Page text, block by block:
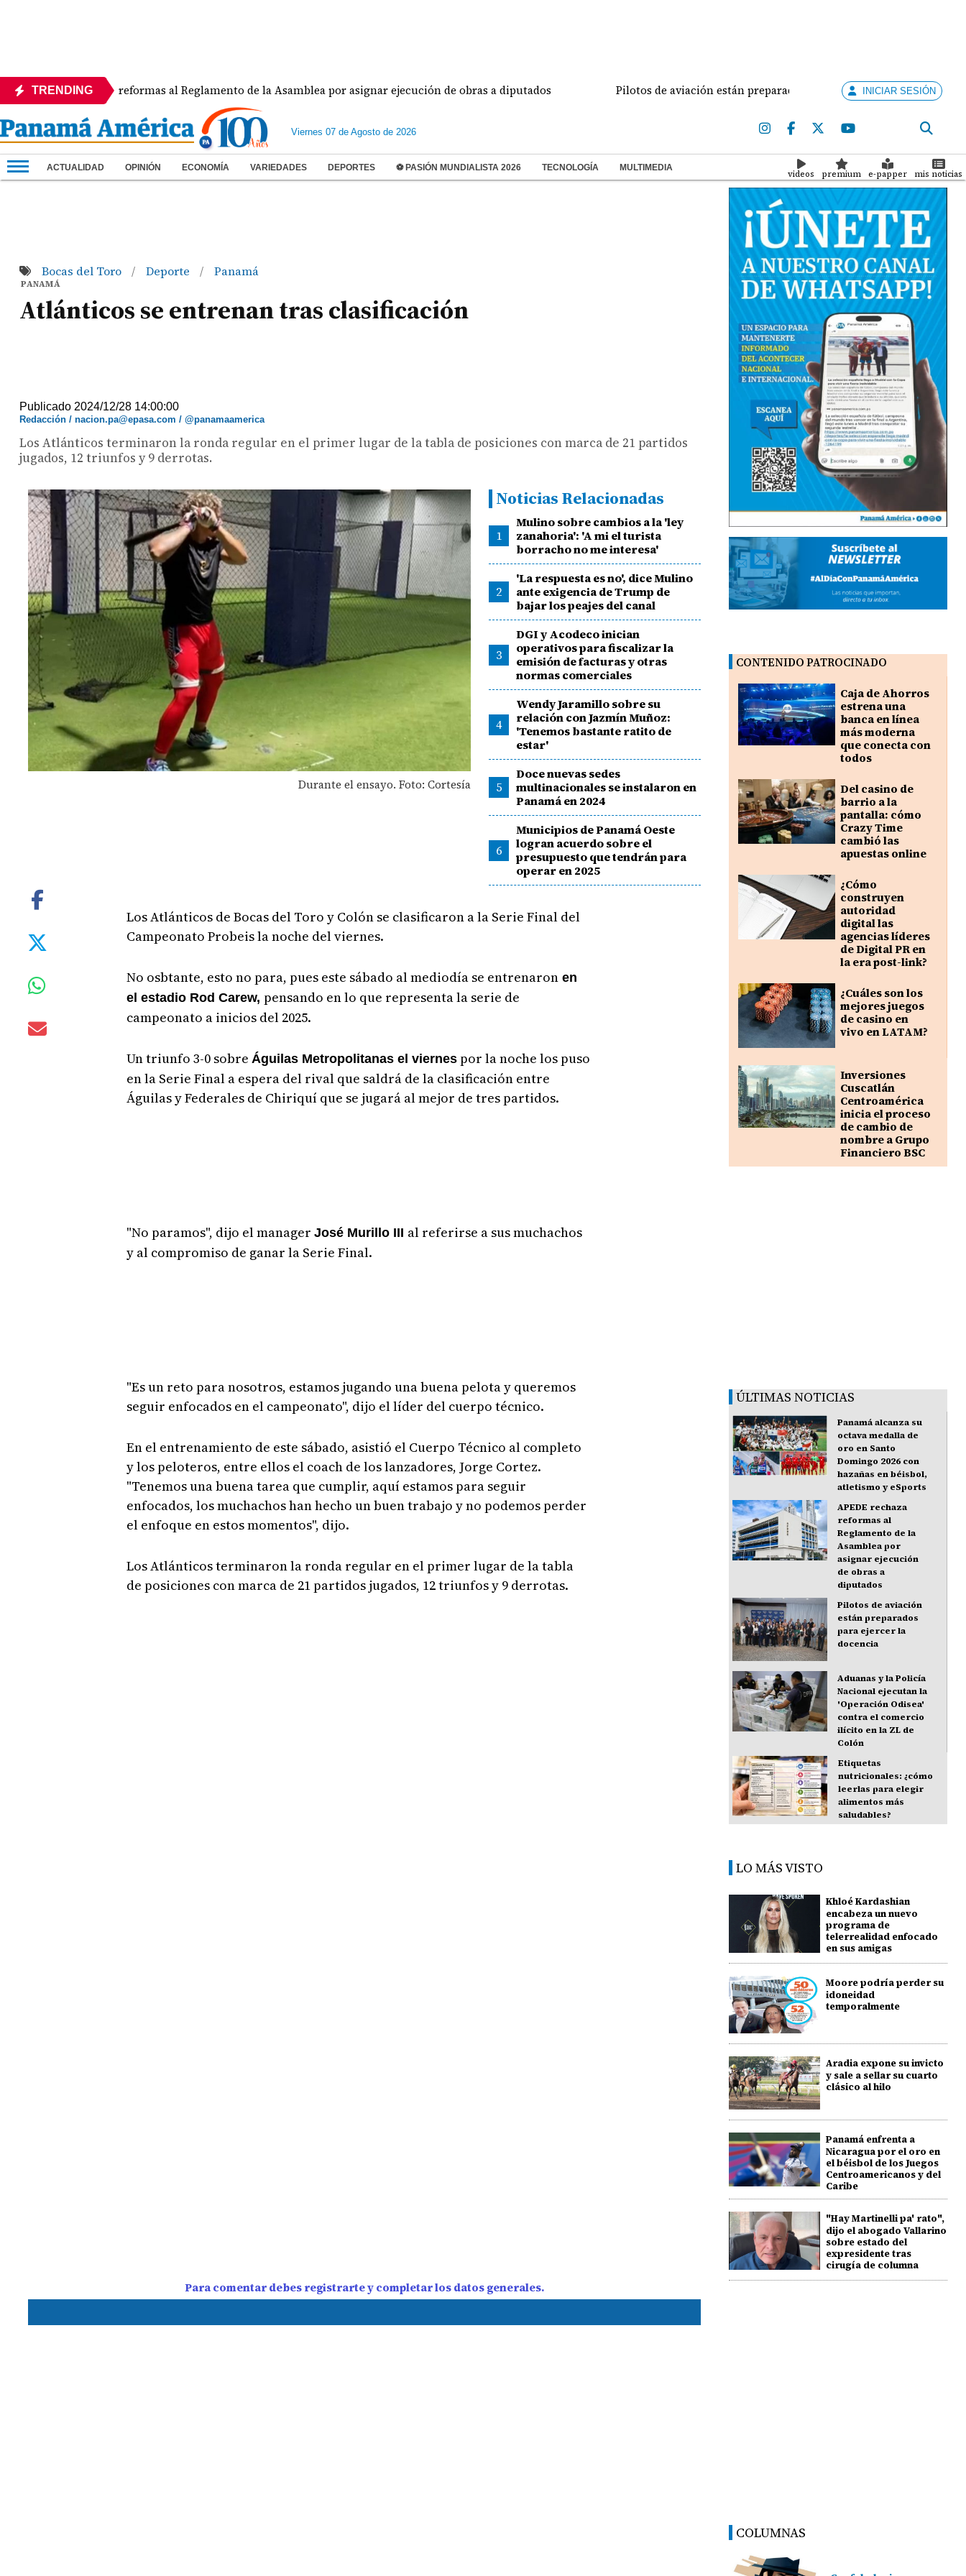
TRENDING
rechaza reformas al Reglamento de la Asamblea por asignar ejecución de obras a diputados Pilotos de aviación están preparados para ejercer la docenciaINICIAR SESIÓN
Viernes 07 de Agosto de 2026
ACTUALIDAD OPINIÓN ECONOMÍA VARIEDADES DEPORTES ⚽ PASIÓN MUNDIALISTA 2026 TECNOLOGÍA MULTIMEDIA
videos premium e-papper mis noticias
Bocas del Toro / Deporte / Panamá
PANAMÁ
Atlánticos se entrenan tras clasificación
Publicado 2024/12/28 14:00:00
Redacción / nacion.pa@epasa.com / @panamaamerica
Los Atlánticos terminaron la ronda regular en el primer lugar de la tabla de posiciones con marca de 21 partidos
jugados, 12 triunfos y 9 derrotas.
Durante el ensayo. Foto: Cortesía
Noticias Relacionadas
1
Mulino sobre cambios a la 'ley
zanahoria': 'A mi el turista
borracho no me interesa'
2
'La respuesta es no', dice Mulino
ante exigencia de Trump de
bajar los peajes del canal
3
DGI y Acodeco inician
operativos para fiscalizar la
emisión de facturas y otras
normas comerciales
4
Wendy Jaramillo sobre su
relación con Jazmín Muñoz:
'Tenemos bastante ratito de
estar'
5
Doce nuevas sedes
multinacionales se instalaron en
Panamá en 2024
6
Municipios de Panamá Oeste
logran acuerdo sobre el
presupuesto que tendrán para
operar en 2025
Los Atlánticos de Bocas del Toro y Colón se clasificaron a la Serie Final del
Campeonato Probeis la noche del viernes.
No osbtante, esto no para, pues este sábado al mediodía se entrenaronen
el estadio Rod Carew, pensando en lo que representa la serie de
campeonato a inicios del 2025.
Un triunfo 3-0 sobre Águilas Metropolitanas el viernespor la noche los puso
en la Serie Final a espera del rival que saldrá de la clasificación entre
Águilas y Federales de Chiriquí que se jugará al mejor de tres partidos.
"No paramos", dijo el manager José Murillo III al referirse a sus muchachos
y al compromiso de ganar la Serie Final.
"Es un reto para nosotros, estamos jugando una buena pelota y queremos
seguir enfocados en el campeonato", dijo el líder del cuerpo técnico.
En el entrenamiento de este sábado, asistió el Cuerpo Técnico al completo
y los peloteros, entre ellos el coach de los lanzadores, Jorge Cortez.
"Tenemos una buena tarea que cumplir, aquí estamos para seguir
enfocados, los muchachos han hecho un buen trabajo y no podemos perder
el enfoque en estos momentos", dijo.
Los Atlánticos terminaron la ronda regular en el primer lugar de la tabla
de posiciones con marca de 21 partidos jugados, 12 triunfos y 9 derrotas.
Para comentar debes registrarte y completar los datos generales.
CONTENIDO PATROCINADO
Caja de Ahorros
estrena una
banca en línea
más moderna
que conecta con
todos
Del casino de
barrio a la
pantalla: cómo
Crazy Time
cambió las
apuestas online
¿Cómo
construyen
autoridad
digital las
agencias líderes
de Digital PR en
la era post-link?
¿Cuáles son los
mejores juegos
de casino en
vivo en LATAM?
Inversiones
Cuscatlán
Centroamérica
inicia el proceso
de cambio de
nombre a Grupo
Financiero BSC
ÚLTIMAS NOTICIAS
Panamá alcanza su
octava medalla de
oro en Santo
Domingo 2026 con
hazañas en béisbol,
atletismo y eSports
APEDE rechaza
reformas al
Reglamento de la
Asamblea por
asignar ejecución
de obras a
diputados
Pilotos de aviación
están preparados
para ejercer la
docencia
Aduanas y la Policía
Nacional ejecutan la
'Operación Odisea'
contra el comercio
ilícito en la ZL de
Colón
Etiquetas
nutricionales: ¿cómo
leerlas para elegir
alimentos más
saludables?
LO MÁS VISTO
Khloé Kardashian
encabeza un nuevo
programa de
telerrealidad enfocado
en sus amigas
Moore podría perder su
idoneidad
temporalmente
Aradia expone su invicto
y sale a sellar su cuarto
clásico al hilo
Panamá enfrenta a
Nicaragua por el oro en
el béisbol de los Juegos
Centroamericanos y del
Caribe
"Hay Martinelli pa' rato",
dijo el abogado Vallarino
sobre estado del
expresidente tras
cirugía de columna
COLUMNAS